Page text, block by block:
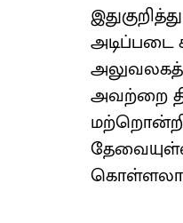
அடிப்படை
அவற்றை